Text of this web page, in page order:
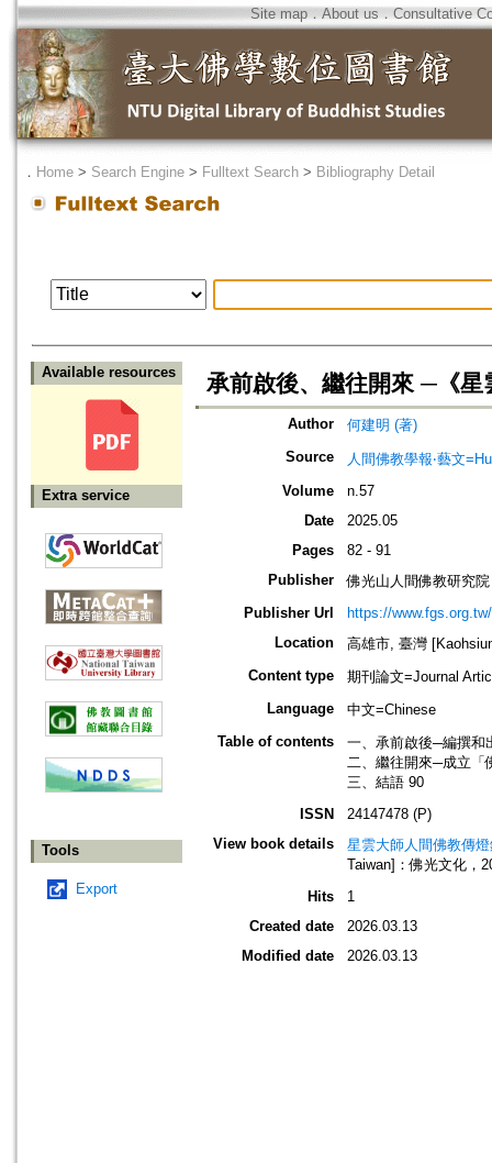
Site map．About us ． Consultative
． Home > Search Engine > Fulltext Search > Bibliography Detail
Available resources
Extra service
Tools
Export
承前啟後、繼往開來 ─《
Author
何建明 (著)
Source
人間佛教學報‧藝文
Volume
n.57
Date
2025.05
Pages
82 - 91
Publisher
佛光山人間佛教研究院
Publisher Url
https://www.fgs.org.tw/
Location
高雄市, 臺灣
Content type
期刊論文=Journal
Language
中文=Chinese
Table of contents
一、承前啟後─編撰和
二、繼往開來─成立「
三、結語 90
ISSN
24147478 (P)
View book details
星雲大師人間佛教傳
Taiwan]：佛光文化，
Hits
1
Created date
2026.03.13
Modified date
2026.03.13